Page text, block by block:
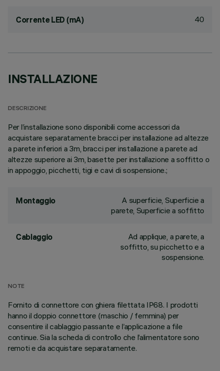
Corrente LED (mA) 40
INSTALLAZIONE
DESCRIZIONE
Per l’installazione sono disponibili come accessori da
acquistare separatamente bracci per installazione ad altezze
a parete inferiori a 3m, bracci per installazione a parete ad
altezze superiore ai 3m, basette per installazione a soffitto o
in appoggio, picchetti, tigi e cavi di sospensione.;
Montaggio
A superficie, Superficie a
parete, Superficie a soffitto
Cablaggio
Ad applique, a parete, a
soffitto, su picchetto e a
sospensione.
NOTE
Fornito di connettore con ghiera filettata IP68. I prodotti
hanno il doppio connettore (maschio / femmina) per
consentire il cablaggio passante e l’applicazione a file
continue. Sia la scheda di controllo che l’alimentatore sono
remoti e da acquistare separatamente.